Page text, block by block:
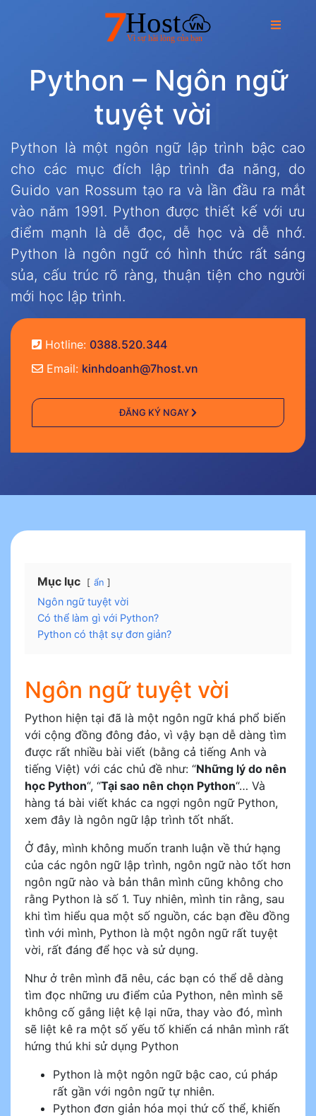
Python – Ngôn ngữ
tuyệt vời
Python là một ngôn ngữ lập trình bậc cao
cho các mục đích lập trình đa năng, do
Guido van Rossum tạo ra và lần đầu ra mắt
vào năm 1991. Python được thiết kế với ưu
điểm mạnh là dễ đọc, dễ học và dễ nhớ.
Python là ngôn ngữ có hình thức rất sáng
sủa, cấu trúc rõ ràng, thuận tiện cho người
mới học lập trình.
Hotline: 0388.520.344
Email: kinhdoanh@7host.vn
ĐĂNG KÝ NGAY
Mục lục ẩn
Ngôn ngữ tuyệt vời
Có thể làm gì với Python?
Python có thật sự đơn giản?
Ngôn ngữ tuyệt vời
Python hiện tại đã là một ngôn ngữ khá phổ biến
với cộng đồng đông đảo, vì vậy bạn dễ dàng tìm
được rất nhiều bài viết (bằng cả tiếng Anh và
tiếng Việt) với các chủ đề như: “Những lý do nên
học Python“, “Tại sao nên chọn Python“… Và
hàng tá bài viết khác ca ngợi ngôn ngữ Python,
xem đây là ngôn ngữ lập trình tốt nhất.
Ở đây, mình không muốn tranh luận về thứ hạng
của các ngôn ngữ lập trình, ngôn ngữ nào tốt hơn
ngôn ngữ nào và bản thân mình cũng không cho
rằng Python là số 1. Tuy nhiên, mình tin rằng, sau
khi tìm hiểu qua một số nguồn, các bạn đều đồng
tình với mình, Python là một ngôn ngữ rất tuyệt
vời, rất đáng để học và sử dụng.
Như ở trên mình đã nêu, các bạn có thể dễ dàng
tìm đọc những ưu điểm của Python, nên mình sẽ
không cố gắng liệt kệ lại nữa, thay vào đó, mình
sẽ liệt kê ra một số yếu tố khiến cá nhân mình rất
hứng thú khi sử dụng Python
Python là một ngôn ngữ bậc cao, cú pháp
rất gần với ngôn ngữ tự nhiên.
Python đơn giản hóa mọi thứ cố thể, khiến